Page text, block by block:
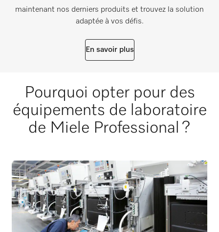
maintenant nos derniers produits et trouvez la solution
adaptée à vos défis.
En savoir plus
Pourquoi opter pour des
équipements de laboratoire
de Miele Professional ?